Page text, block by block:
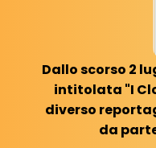
Dallo scorso 2
intitolata "I
diverso
da